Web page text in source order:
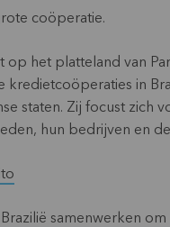
coöperatie.
het platteland van
kredietcoöperaties in
staten. Zij focust
hun bedrijven en
Brazilië samenwerken